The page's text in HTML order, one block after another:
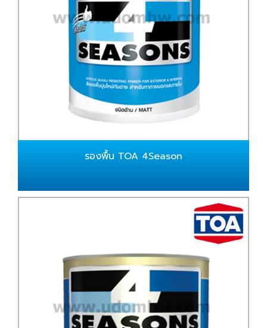
รองพื้น TOA 4Season